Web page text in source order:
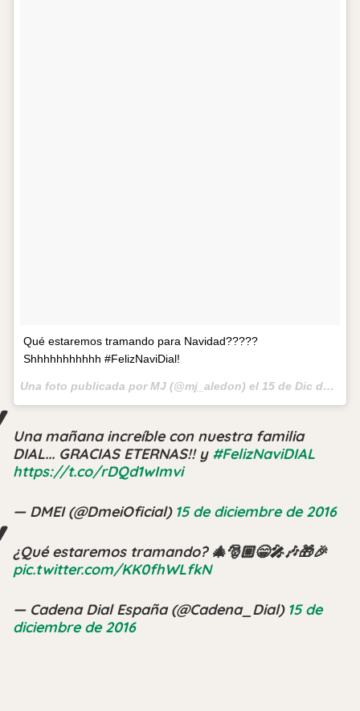
Qué estaremos tramando para Navidad?????
Shhhhhhhhhhh #FelizNaviDial!
Una foto publicada por MJ (@mj_aledon) el 15 de Dic de 2016 a la(s) 2:57 PST
Una mañana increíble con nuestra familia
DIAL... GRACIAS ETERNAS!! y #FelizNaviDIAL
https://t.co/rDQd1wImvi
— DMEI (@DmeiOficial) 15 de diciembre de 2016
¿Qué estaremos tramando? 🎄🎅🏼😁🎤🎶🎁🎉
pic.twitter.com/KK0fhWLfkN
— Cadena Dial España (@Cadena_Dial) 15 de
diciembre de 2016